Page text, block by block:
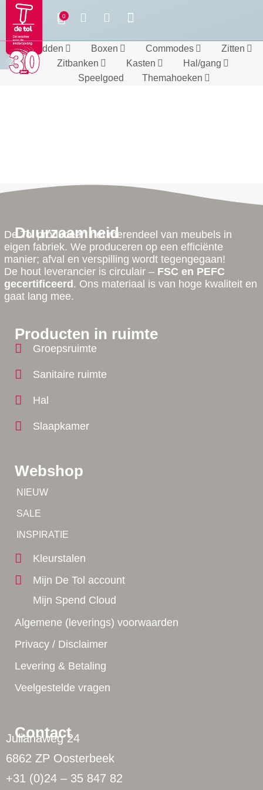
Bedden Boxen Commodes
Zitten
Zitbanken
Kasten
Hal/gang
Speelgoed
Themahoeken
Contact
Julianaweg 24
6862 ZP Oosterbeek
+31 (0)24 – 35 847 82
Webshop
NIEUW
SALE
INSPIRATIE
Kleurstalen
Mijn De Tol account
Mijn Spend Cloud
Algemene (leverings) voorwaarden
Privacy / Disclaimer
Levering & Betaling
Veelgestelde vragen
Producten in ruimte
Groepsruimte
Sanitaire ruimte
Hal
Slaapkamer
Duurzaamheid
De Tol produceert het merendeel van meubels in
eigen fabriek. We produceren op een efficiënte
manier; afval en verspilling wordt tegengegaan!
De hout leverancier is circulair – FSC en PEFC
gecertificeerd . Ons materiaal is van hoge kwaliteit en
gaat lang mee.